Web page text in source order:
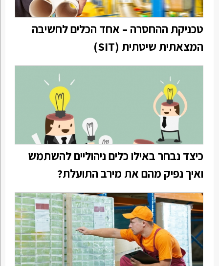
טכניקת ההחסרה – אחד הכלים לחשיבה
המצאתית שיטתית (SIT)
כיצד נבחר באילו כלים ניהוליים להשתמש
ואיך נפיק מהם את מירב התועלת?